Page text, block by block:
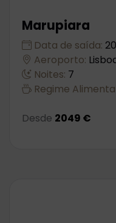
Marupiara
Data de saída:
Aeroporto:
Noites: 7
Regime
Desde 2049 €